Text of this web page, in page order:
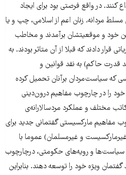
در واقع فرصتی بود برای ایجاد
مردانه. زنان اعم از اسلامی، چپ و یا
خود و موقعیتشان برآمدند و مخاطب
قرار دادند که قبلا از آن متاثر بودند. به
قدرت حاکم) به نقد قوانین و
که سیاست‌مردان برآنان تحمیل کرده
خود را در چارچوب مفاهیم درون‌دینی
مختلف و عملکرد مردسالارانه‌ی
مفاهیم مارکسیستی گفتمانی جدید برای
و غیرمسلمان) عموما با
سیاست‌ها و رویه‌های حکومتی، درچارچوب
ویژه‌ خود را توسعه دهند. بنابراین